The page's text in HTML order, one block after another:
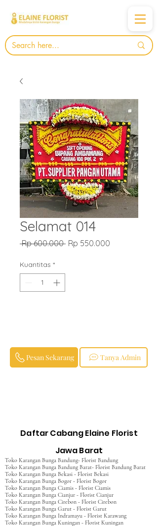
Selamat 014
Rp 600.000 Harga
Rp 550.000
Kuantitas *
Tanya Admin
Pesan Sekarang
Daftar Cabang Elaine Florist
Jawa Barat
Toko Karangan Bunga Bandung- Florist Bandung
Toko Karangan Bunga Bandung Barat- Florist Bandung Barat
Toko Karangan Bunga Bekasi - Florist Bekasi
Toko Karangan Bunga Bogor - Florist Bogor
Toko Karangan Bunga Ciamis - Florist Ciamis
Toko Karangan Bunga Cianjur - Florist Cianjur
Toko Karangan Bunga Cirebon - Florist Cirebon
Toko Karangan Bunga Garut - Florist Garut
Toko Karangan Bunga Indramayu - Florist Karawang
Toko Karangan Bunga Kuningan - Florist Kuningan